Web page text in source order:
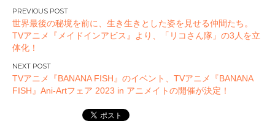
投
稿
ナ
ビ
ゲ
ー
世界最後の秘境を前に、生き生きとした姿を見せる仲間たち。
TVアニメ『メイドインアビス』より、「リコさん隊」の3人を立
体化！
TVアニメ『BANANA FISH』のイベント、TVアニメ『BANANA
FISH』Ani-Artフェア 2023 in アニメイトの開催が決定！